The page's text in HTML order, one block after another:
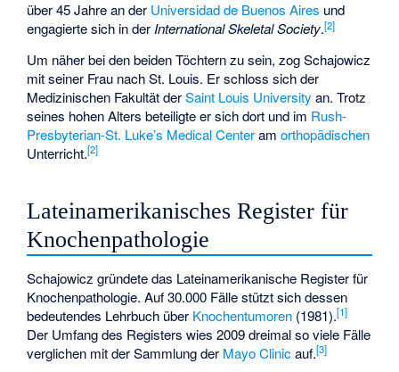
über 45 Jahre an der Universidad de Buenos Aires und
engagierte sich in derInternational Skeletal Society.[2]
Um näher bei den beiden Töchtern zu sein, zog Schajowicz
mit seiner Frau nach St. Louis. Er schloss sich der
Medizinischen Fakultät derSaint Louis University an. Trotz
seines hohen Alters beteiligte er sich dort und im Rush-
Presbyterian-St. Luke’s Medical Centeramorthopädischen
Unterricht.[2]
Lateinamerikanisches Register für
Knochenpathologie
Schajowicz gründete das Lateinamerikanische Register für
Knochenpathologie. Auf 30.000 Fälle stützt sich dessen
bedeutendes Lehrbuch über Knochentumoren (1981).[1]
Der Umfang des Registers wies 2009 dreimal so viele Fälle
verglichen mit der Sammlung der Mayo Clinicauf.[3]